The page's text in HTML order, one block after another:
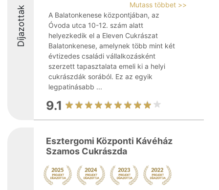
Díjazottak
Mutass többet >>
A Balatonkenese központjában, az
Óvoda utca 10-12. szám alatt
helyezkedik el a Eleven Cukrászat
Balatonkenese, amelynek több mint két
évtizedes családi vállalkozásként
szerzett tapasztalata emeli ki a helyi
cukrászdák sorából. Ez az egyik
legpatinásabb ...
9.1
Esztergomi Központi Kávéház
Szamos Cukrászda